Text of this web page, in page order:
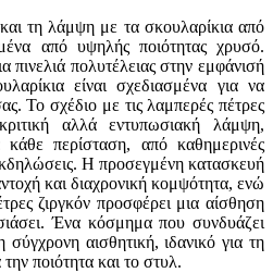
τη λάμψη με τα σκουλαρίκια από
από υψηλής ποιότητας χρυσό.
πινελιά πολυτέλειας στην εμφάνισή
είναι σχεδιασμένα για να
Το σχέδιο με τις λαμπερές πέτρες
αλλά εντυπωσιακή λάμψη,
κάθε περίσταση, από καθημερινές
Η προσεγμένη κατασκευή
και διαχρονική κομψότητα, ενώ
ζιργκόν προσφέρει μια αίσθηση
Ένα κόσμημα που συνδυάζει
αισθητική, ιδανικό για τη
ποιότητα και το στυλ.